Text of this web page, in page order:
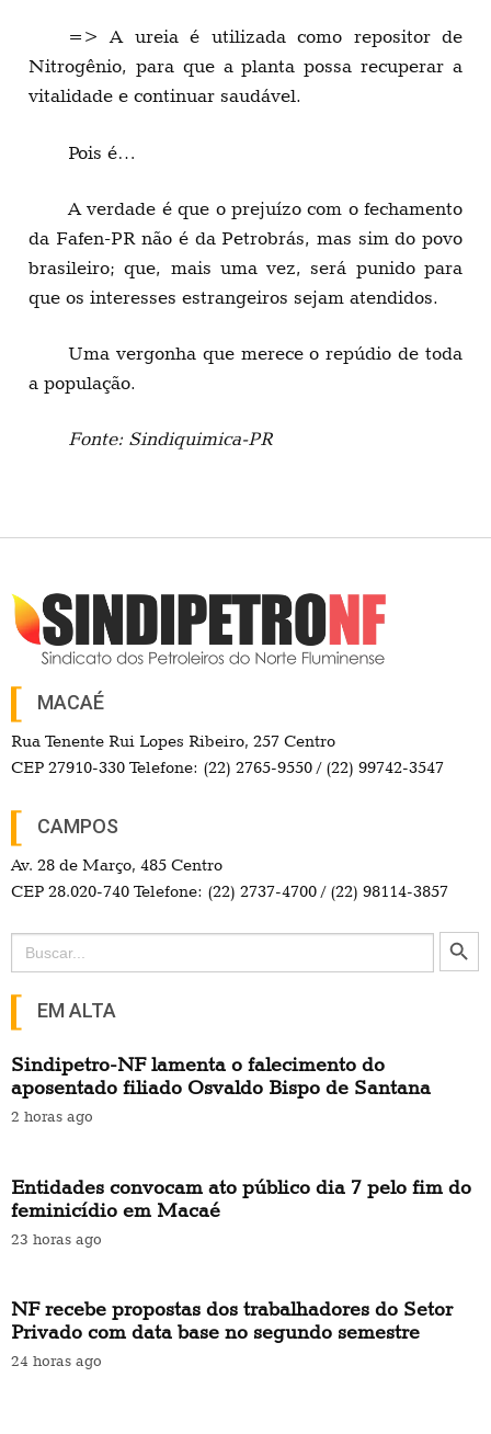
=> A ureia é utilizada como repositor de
Nitrogênio, para que a planta possa recuperar a
vitalidade e continuar saudável.
Pois é…
A verdade é que o prejuízo com o fechamento
da Fafen-PR não é da Petrobrás, mas sim do povo
brasileiro; que, mais uma vez, será punido para
que os interesses estrangeiros sejam atendidos.
Uma vergonha que merece o repúdio de toda
a população.
Fonte: Sindiquimica-PR
MACAÉ
Rua Tenente Rui Lopes Ribeiro, 257 Centro
CEP 27910-330 Telefone: (22) 2765-9550 / (22) 99742-3547
CAMPOS
Av. 28 de Março, 485 Centro
CEP 28.020-740 Telefone: (22) 2737-4700 / (22) 98114-3857
Search
for:
Search Button
EM ALTA
Sindipetro-NF lamenta o falecimento do
aposentado filiado Osvaldo Bispo de Santana
2 horas ago
Entidades convocam ato público dia 7 pelo fim do
feminicídio em Macaé
23 horas ago
NF recebe propostas dos trabalhadores do Setor
Privado com data base no segundo semestre
24 horas ago